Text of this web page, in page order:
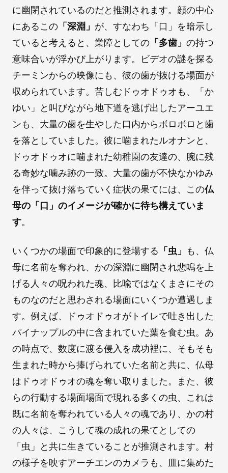
に幽閉されているのだと推測されます。顔の中心
にあるこの 「深淵」 が、すなわち「口」を暗示し
ていると考えると、業障としての 「多歯」 の持つ
意味合いが浮かび上がります。ビデオの謎を探る
チーミンからの映像にも、彼の歯が抜ける場面が
収められています。苦しむドゥオドゥオも、「か
ゆい」と叫びながら地下道を逃げ出したアーユエ
ンも、大量の歯を生やした口内からボロボロと歯
を落としていました。彼に噛まれたルオナンと、
ドゥオドゥオに噛まれた幼稚園の友達の、腕に残
る奇妙な噛み跡の一致。大量の歯が不快なかゆみ
を伴って抜け落ちていく症状の果てには、この仏
母の「口」のイメージが確かに待ち構えていま
す。
いくつかの場面で印象的に登場する 「虫」
も、仏
母に名前を奪われ、かの深淵に幽閉され悲鳴を上
げる人々の呪われた魂、比喩ではなくまさにその
ものなのだと思わされる場面にいくつか遭遇しま
す。例えば、ドゥオドゥオがトイレで吐き出した
パイナップルの中に含まれていた葉を食む虫。あ
の時点で、数度に渡る侵入を成功裡に、そもそも
生まれた時から捧げられていた名前と共に、仏母
はドゥオドゥオの魂を奪い取りました。また、彼
らの行動する場面場面で現れる多くの虫、これは
既に名前を奪われている人々の魂であり、かの村
の人々は、こうして魂の成れの果てとしての
「虫」と共に生きていることが推測されます。村
の様子を映すアーチエンのカメラも、皿に集めた